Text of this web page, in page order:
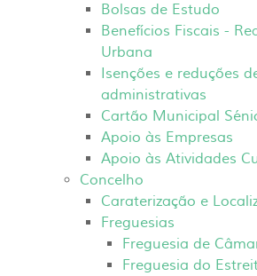
Bolsas de Estudo
Benefícios Fiscais -
Urbana
Isenções e reduções
administrativas
Cartão Municipal
Apoio às Empresas
Apoio às Atividades
Concelho
Caraterização e
Freguesias
Freguesia de
Freguesia do